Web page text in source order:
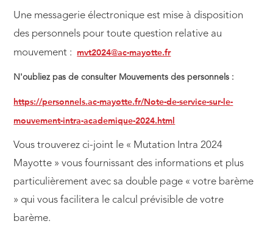
Une messagerie électronique est mise à disposition
des personnels pour toute question relative au
mouvement : mvt2024@ac-mayotte.fr
N'oubliez pas de consulter Mouvements des personnels :
https://personnels.ac-mayotte.fr/Note-de-service-sur-le-
mouvement-intra-academique-2024.html
Vous trouverez ci-joint le « Mutation Intra 2024
Mayotte » vous fournissant des informations et plus
particulièrement avec sa double page « votre barème
» qui vous facilitera le calcul prévisible de votre
barème.